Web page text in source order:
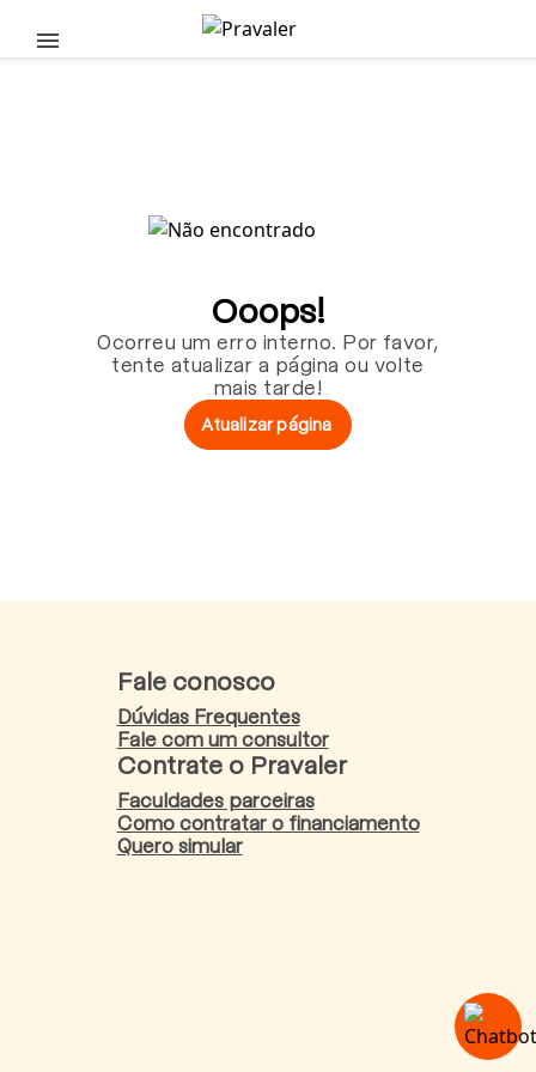
Pular para o conteúdo principal
Ooops!
Ocorreu um erro interno. Por favor,
tente atualizar a página ou volte
mais tarde!
Atualizar página
Fale conosco
Dúvidas Frequentes
Fale com um consultor
Contrate o Pravaler
Faculdades parceiras
Como contratar o financiamento
Quero simular